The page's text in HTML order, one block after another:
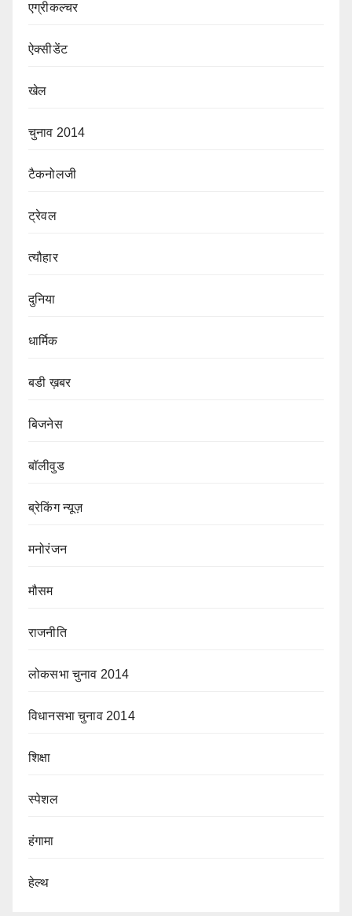
एग्रीकल्चर
ऐक्सीडेंट
खेल
चुनाव 2014
टैकनोलजी
ट्रेवल
त्यौहार
दुनिया
धार्मिक
बडी ख़बर
बिजनेस
बॉलीवुड
ब्रेकिंग न्यूज़
मनोरंजन
मौसम
राजनीति
लोकसभा चुनाव 2014
विधानसभा चुनाव 2014
शिक्षा
स्पेशल
हंगामा
हेल्थ